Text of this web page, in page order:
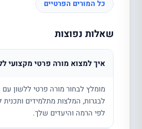
כל המורים הפרטיים
שאלות נפוצות
איך למצוא מורה פרטי מקצועי
מומלץ לבחור מורה פרטי ללשון עם
לבגרות, המלצות מתלמידים ותכנית
לפי הרמה והיעדים שלך.